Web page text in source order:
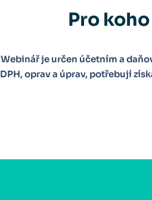
Pro
Webinář je určen účetním a
DPH, oprav a úprav, potřebují